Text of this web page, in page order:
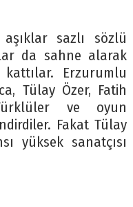
sazlı sözlü
da sahne alarak
Erzurumlu
Tülay Özer, Fatih
ve oyun
Fakat Tülay
yüksek sanatçısı